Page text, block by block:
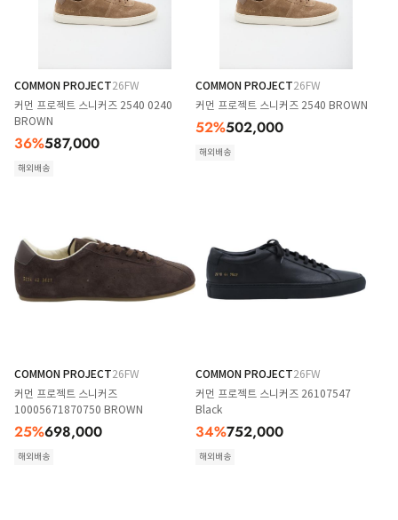
COMMON PROJECT26FW
커먼 프로젝트 스니커즈 2540 0240
BROWN
36%587,000
해외배송
COMMON PROJECT26FW
커먼 프로젝트 스니커즈 2540 BROWN
52%502,000
해외배송
COMMON PROJECT26FW
커먼 프로젝트 스니커즈
10005671870750 BROWN
25%698,000
해외배송
COMMON PROJECT26FW
커먼 프로젝트 스니커즈 26107547
Black
34%752,000
해외배송